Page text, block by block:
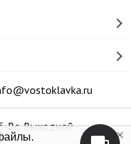
Вс. Выходной